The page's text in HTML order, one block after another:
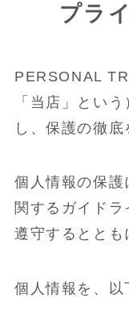
プラ
PERSONAL
「当店」とい
し、保護の徹底
個人情報の保護
関するガイド
遵守するととも
個人情報を、以